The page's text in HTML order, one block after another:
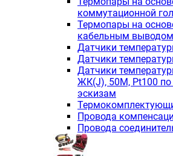
коммутационной
Термопары на
кабельным выводом
Датчики
Датчики
Датчики
ЖК(J), 50М, Pt100 по
эскизам
Провода
Провода